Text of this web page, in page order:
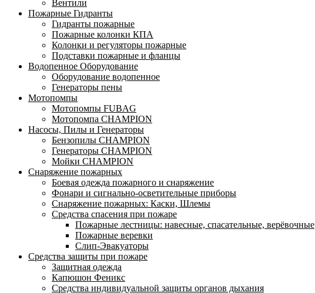
Вентили
Пожарные Гидранты
Гидранты пожарные
Пожарные колонки КПА
Колонки и регуляторы пожарные
Подставки пожарные и фланцы
Водопенное Оборудование
Оборудование водопенное
Генераторы пены
Мотопомпы
Мотопомпы FUBAG
Мотопомпа CHAMPION
Насосы, Пилы и Генераторы
Бензопилы CHAMPION
Генераторы CHAMPION
Мойки CHAMPION
Снаряжение пожарных
Боевая одежда пожарного и снаряжение
Фонари и сигнально-осветительные приборы
Снаряжение пожарных: Каски, Шлемы
Средства спасения при пожаре
Пожарные лестницы: навесные, спасательные, верёвочные
Пожарные веревки
Слип-Эвакуаторы
Средства защиты при пожаре
Защитная одежда
Капюшон Феникс
Средства индивидуальной защиты органов дыхания